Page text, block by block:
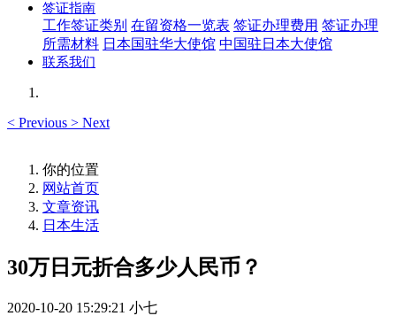
签证指南
工作签证类别 在留资格一览表 签证办理费用 签证办理
所需材料 日本国驻华大使馆 中国驻日本大使馆
联系我们
< Previous > Next
你的位置
网站首页
文章资讯
日本生活
30万日元折合多少人民币？
2020-10-20 15:29:21 小七